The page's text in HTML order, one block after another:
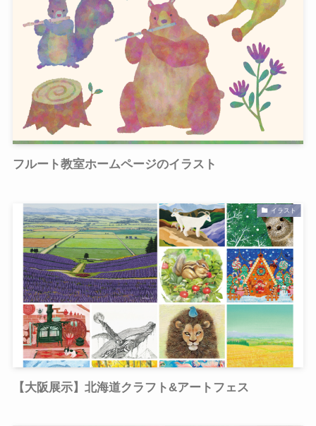
フルート教室ホームページのイラスト
イラスト
【大阪展示】北海道クラフト&アートフェス